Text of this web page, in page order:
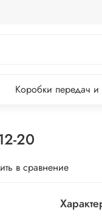
Коробки передач
20
в сравнение